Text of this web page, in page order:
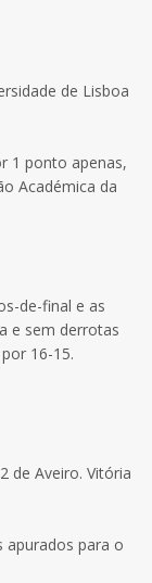
de Lisboa
1 ponto apenas,
Académica da
de-final e as
e sem derrotas
16-15.
de Aveiro. Vitória
apurados para o